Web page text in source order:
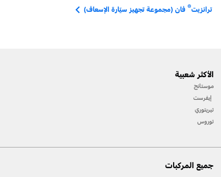
ترانزيت®فان (مجموعة تجهيز سيّارة الإسعاف)
الأكثر شعبية
موستانج
إيفرست
تيريتوري
توروس
جميع المركبات